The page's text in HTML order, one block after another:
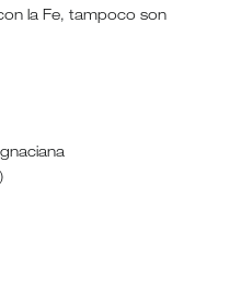
la Fe, tampoco son